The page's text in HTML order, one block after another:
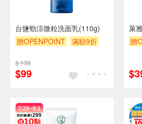
台鹽勁涼微粒洗面乳(110g)
贈OPENPOINT
滿額9折
$ 138
$99
萊
贈